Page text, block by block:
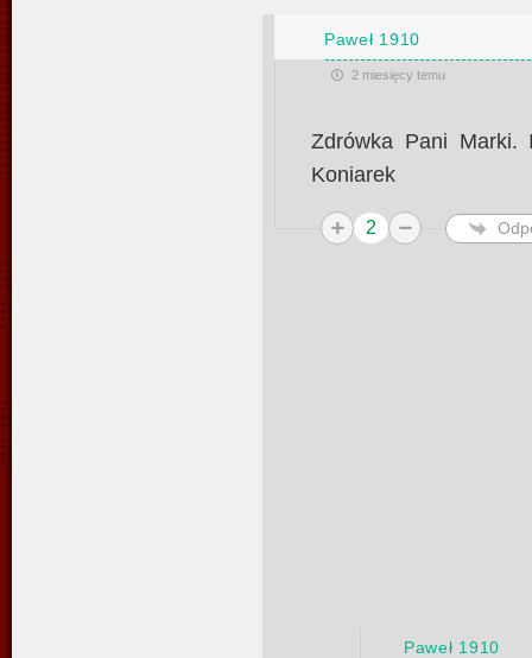
Paweł 1910
2 miesięcy temu
Zdrówka Pani Marki.
Koniarek
2
Paweł 1910